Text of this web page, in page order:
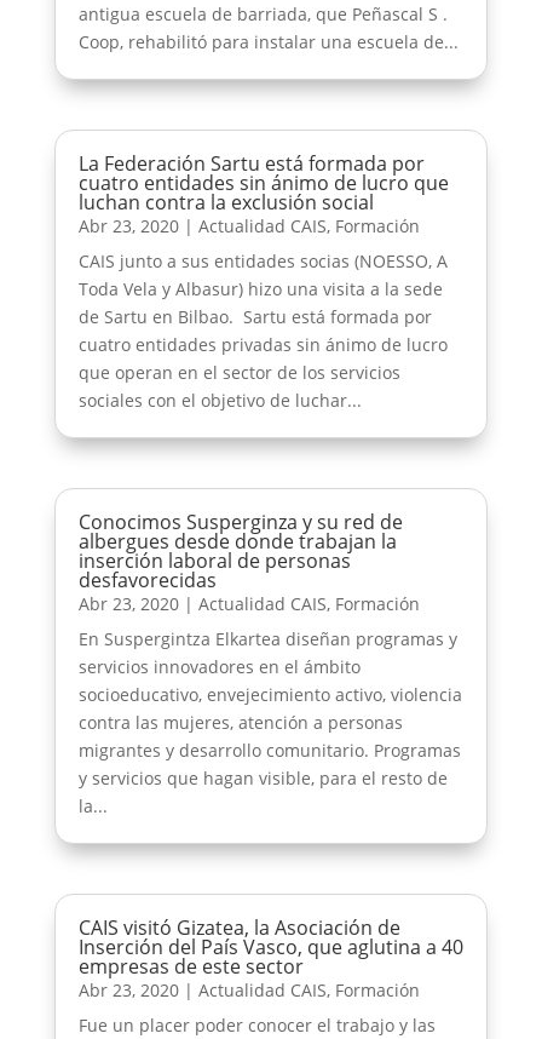
antigua escuela de barriada, que Peñascal S .
Coop, rehabilitó para instalar una escuela de...
La Federación Sartu está formada por
cuatro entidades sin ánimo de lucro que
luchan contra la exclusión social
Abr 23, 2020| Actualidad CAIS, Formación
CAIS junto a sus entidades socias (NOESSO, A
Toda Vela y Albasur) hizo una visita a la sede
de Sartu en Bilbao. Sartu está formada por
cuatro entidades privadas sin ánimo de lucro
que operan en el sector de los servicios
sociales con el objetivo de luchar...
Conocimos Susperginza y su red de
albergues desde donde trabajan la
inserción laboral de personas
desfavorecidas
Abr 23, 2020| Actualidad CAIS, Formación
En Suspergintza Elkartea diseñan programas y
servicios innovadores en el ámbito
socioeducativo, envejecimiento activo, violencia
contra las mujeres, atención a personas
migrantes y desarrollo comunitario. Programas
y servicios que hagan visible, para el resto de
la...
CAIS visitó Gizatea, la Asociación de
Inserción del País Vasco, que aglutina a 40
empresas de este sector
Abr 23, 2020| Actualidad CAIS, Formación
Fue un placer poder conocer el trabajo y las